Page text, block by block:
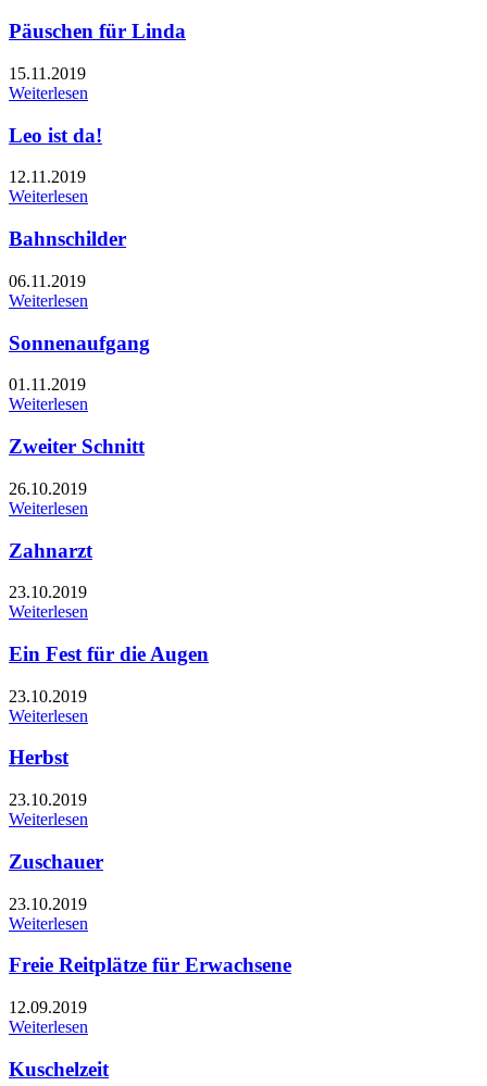
Päuschen für Linda
15.11.2019
Weiterlesen
Leo ist da!
12.11.2019
Weiterlesen
Bahnschilder
06.11.2019
Weiterlesen
Sonnenaufgang
01.11.2019
Weiterlesen
Zweiter Schnitt
26.10.2019
Weiterlesen
Zahnarzt
23.10.2019
Weiterlesen
Ein Fest für die Augen
23.10.2019
Weiterlesen
Herbst
23.10.2019
Weiterlesen
Zuschauer
23.10.2019
Weiterlesen
Freie Reitplätze für Erwachsene
12.09.2019
Weiterlesen
Kuschelzeit